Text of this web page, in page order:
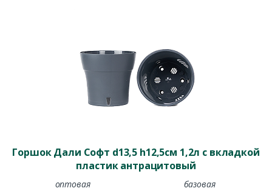
Горшок Дали Софт d13,5 h12,5см 1,2л с вкладкой
пластик антрацитовый
оптовая базовая